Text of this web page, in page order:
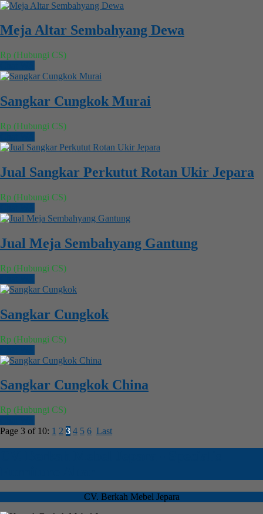
Meja Altar Sembahyang Dewa
Rp (Hubungi CS)
Sangkar Cungkok Murai
Rp (Hubungi CS)
Jual Sangkar Perkutut Rotan Ukir Jepara
Rp (Hubungi CS)
Jual Meja Sembahyang Gantung
Rp (Hubungi CS)
Sangkar Cungkok
Rp (Hubungi CS)
Sangkar Cungkok China
Rp (Hubungi CS)
Page 3 of 10: 1 2 3 4 5 6 Last
CV. Berkah Mebel Jepara